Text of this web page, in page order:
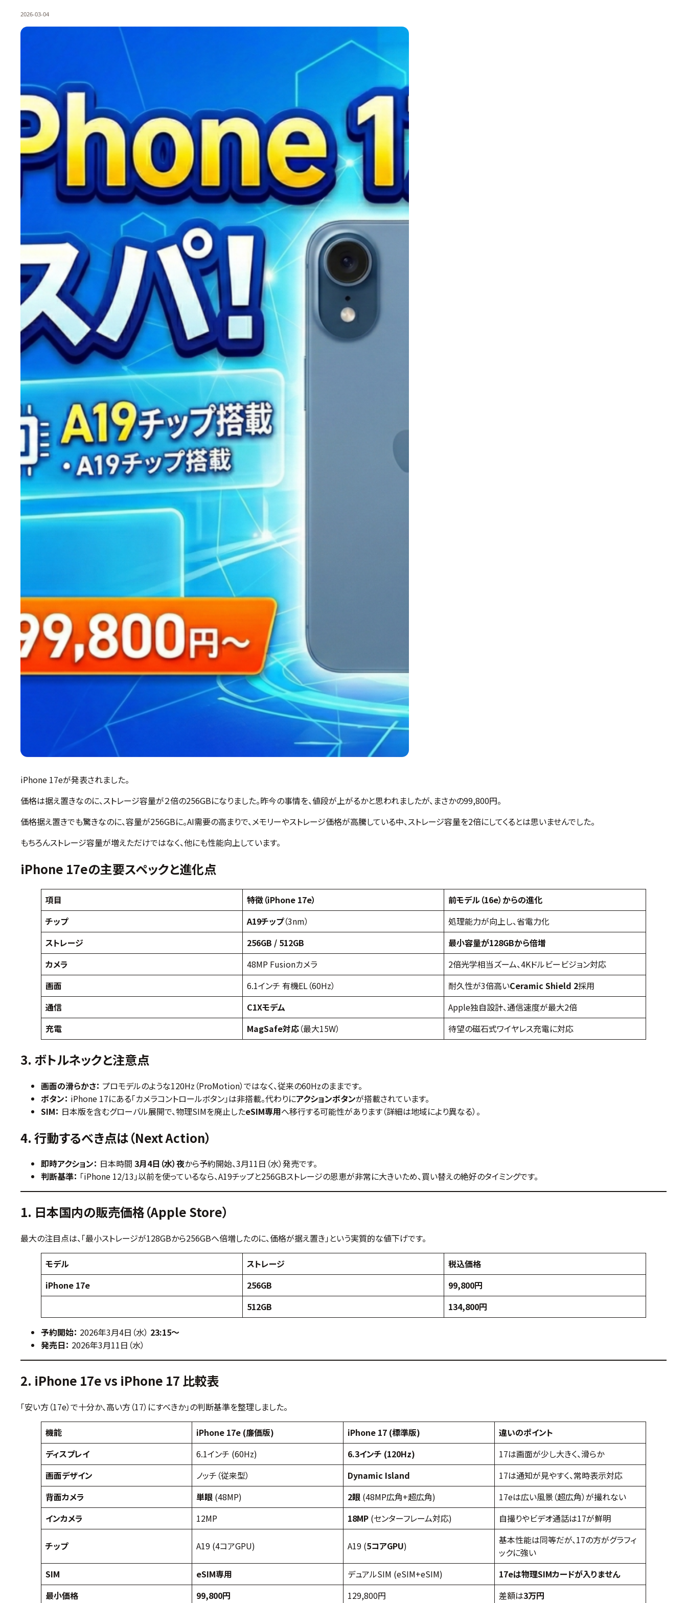
2026-03-04
iPhone 17eが発表されました。
価格は据え置きなのに、ストレージ容量が２倍の256GBになりました。昨今の事情を、値段が上がるかと思われましたが、まさかの99,800円。
価格据え置きでも驚きなのに、容量が256GBに。AI需要の高まりで、メモリーやストレージ価格が高騰している中、ストレージ容量を2倍にしてくるとは思いませんでした。
もちろんストレージ容量が増えただけではなく、他にも性能向上しています。
iPhone 17eの主要スペックと進化点
項目 特徴（iPhone 17e）
前モデル（16e）からの進化
チップ
A19チップ（3nm）
処理能力が向上し、省電力化
ストレージ
256GB / 512GB
最小容量が128GBから倍増
カメラ
48MP Fusionカメラ
2倍光学相当ズーム、4Kドルビービジョン対応
画面
6.1インチ 有機EL（60Hz） 耐久性が3倍高いCeramic Shield 2採用
通信
C1Xモデム
Apple独自設計、通信速度が最大2倍
充電
MagSafe対応（最大15W） 待望の磁石式ワイヤレス充電に対応
3. ボトルネックと注意点
画面の滑らかさ： プロモデルのような120Hz（ProMotion）ではなく、従来の60Hzのままです。
ボタン： iPhone 17にある「カメラコントロールボタン」は非搭載。代わりにアクションボタンが搭載されています。
SIM： 日本版を含むグローバル展開で、物理SIMを廃止したeSIM専用へ移行する可能性があります（詳細は地域により異なる）。
4. 行動するべき点は（Next Action）
即時アクション： 日本時間 3月4日（水）夜から予約開始、3月11日（水）発売です。
判断基準： 「iPhone 12/13」以前を使っているなら、A19チップと256GBストレージの恩恵が非常に大きいため、買い替えの絶好のタイミングです。
1. 日本国内の販売価格（Apple Store）
最大の注目点は、「最小ストレージが128GBから256GBへ倍増したのに、価格が据え置き」という実質的な値下げです。
モデル ストレージ
税込価格
iPhone 17e
256GB
99,800円
512GB
134,800円
予約開始： 2026年3月4日（水） 23:15〜
発売日： 2026年3月11日（水）
2. iPhone 17e vs iPhone 17 比較表
「安い方（17e）で十分か、高い方（17）にすべきか」の判断基準を整理しました。
機能 iPhone 17e (廉価版) iPhone 17 (標準版)
違いのポイント
ディスプレイ
6.1インチ (60Hz) 6.3インチ (120Hz)
17は画面が少し大きく、滑らか
画面デザイン
ノッチ（従来型） Dynamic Island
17は通知が見やすく、常時表示対応
背面カメラ
単眼 (48MP) 2眼 (48MP広角+超広角)
17eは広い風景（超広角）が撮れない
インカメラ
12MP 18MP (センターフレーム対応) 自撮りやビデオ通話は17が鮮明
チップ A19 (4コアGPU) A19 (5コアGPU)
基本性能は同等だが、17の方がグラフィ
ックに強い
SIM
eSIM専用 デュアルSIM (eSIM+eSIM)
17eは物理SIMカードが入りません
最小価格
99,800円 129,800円 差額は3万円